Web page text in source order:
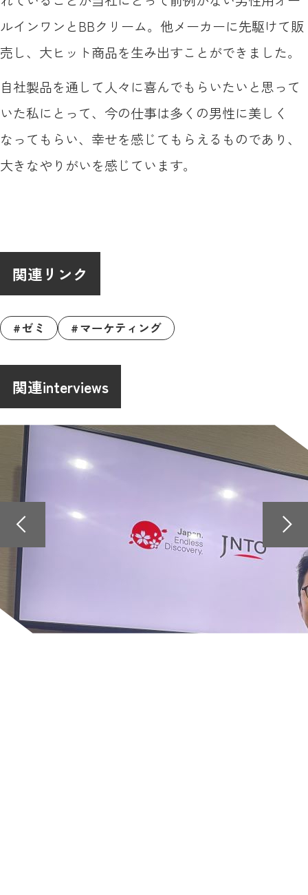
ルインワンとBBクリーム。他メーカーに先駆けて販
売し、大ヒット商品を生み出すことができました。
自社製品を通して人々に喜んでもらいたいと思って
いた私にとって、今の仕事は多くの男性に美しく
なってもらい、幸せを感じてもらえるものであり、
大きなやりがいを感じています。
関連リンク
ゼミ マーケティング
関連interviews